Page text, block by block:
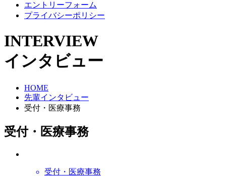
エントリーフォーム
プライバシーポリシー
INTERVIEW
インタビュー
HOME
先輩インタビュー
受付・医療事務
受付・医療事務
受付・医療事務